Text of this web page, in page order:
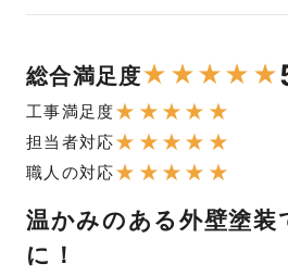
総合満足度★ ★★★ ★
工事満足度★ ★ ★ ★ ★
担当者対応★ ★ ★ ★ ★
職人の対応★ ★ ★ ★ ★
温かみのある外壁塗装
に！